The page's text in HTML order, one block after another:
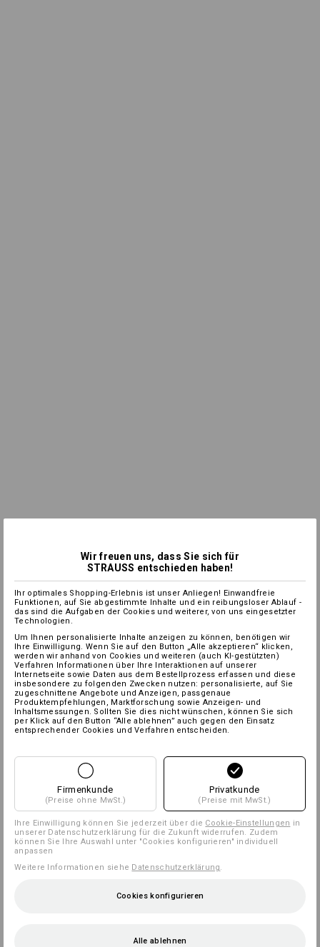
Wir freuen uns, dass Sie sich für
STRAUSS entschieden haben!
Ihr optimales Shopping-Erlebnis ist unser Anliegen! Einwandfreie
Funktionen, auf Sie abgestimmte Inhalte und ein reibungsloser Ablauf -
das sind die Aufgaben der Cookies und weiterer, von uns eingesetzter
Technologien.
Um Ihnen personalisierte Inhalte anzeigen zu können, benötigen wir
Ihre Einwilligung. Wenn Sie auf den Button „Alle akzeptieren“ klicken,
werden wir anhand von Cookies und weiteren (auch KI-gestützten)
Verfahren Informationen über Ihre Interaktionen auf unserer
Internetseite sowie Daten aus dem Bestellprozess erfassen und diese
insbesondere zu folgenden Zwecken nutzen: personalisierte, auf Sie
zugeschnittene Angebote und Anzeigen, passgenaue
Produktempfehlungen, Marktforschung sowie Anzeigen- und
Inhaltsmessungen. Sollten Sie dies nicht wünschen, können Sie sich
per Klick auf den Button “Alle ablehnen” auch gegen den Einsatz
entsprechender Cookies und Verfahren entscheiden.
Firmenkunde
(Preise ohne MwSt.)
Privatkunde
(Preise mit MwSt.)
Ihre Einwilligung können Sie jederzeit über die Cookie-Einstellungen in
unserer Datenschutzerklärung für die Zukunft widerrufen. Zudem
können Sie Ihre Auswahl unter "Cookies konfigurieren" individuell
anpassen
Weitere Informationen siehe Datenschutzerklärung.
Cookies konfigurieren
Alle ablehnen